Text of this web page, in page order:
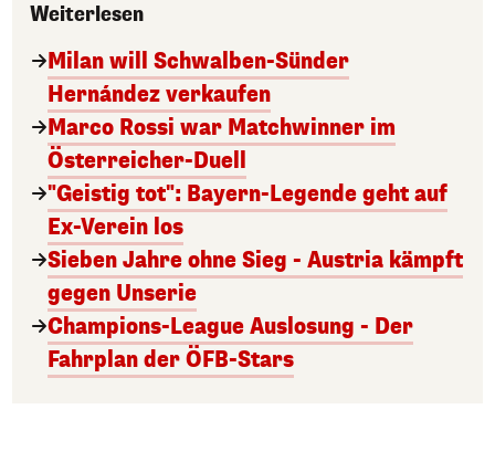
Weiterlesen
Milan will Schwalben-Sünder
Hernández verkaufen
Marco Rossi war Matchwinner im
Österreicher-Duell
"Geistig tot": Bayern-Legende geht auf
Ex-Verein los
Sieben Jahre ohne Sieg - Austria kämpft
gegen Unserie
Champions-League Auslosung - Der
Fahrplan der ÖFB-Stars